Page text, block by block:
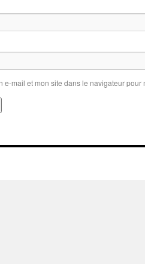
e-mail et mon site dans le navigateur